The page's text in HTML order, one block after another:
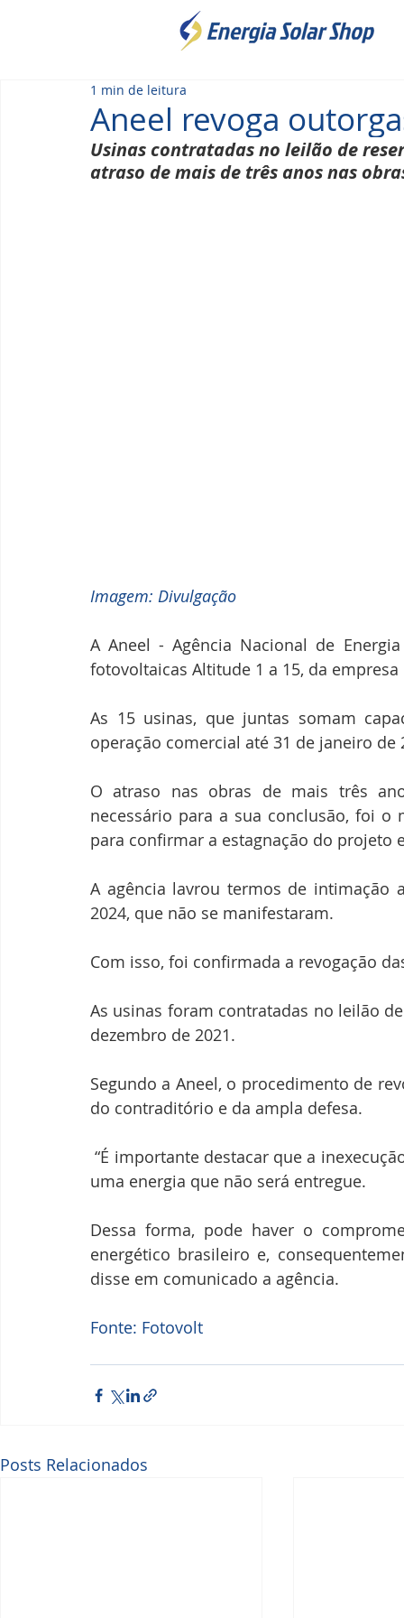
Aneel revoga
1 min de leitura
Usinas contratadas no leilão de
atraso de mais de três anos nas
Imagem: Divulgação
A Aneel - Agência Nacional de
fotovoltaicas Altitude 1 a 15, da empresa
As 15 usinas, que juntas somam
operação comercial até 31 de janeiro de
O atraso nas obras de mais três
necessário para a sua conclusão, foi o
para confirmar a estagnação do projeto
A agência lavrou termos de intimação
2024, que não se manifestaram.
Com isso, foi confirmada a revogação
As usinas foram contratadas no leilão
dezembro de 2021.
Segundo a Aneel, o procedimento de
do contraditório e da ampla defesa.
“É importante destacar que a inexecução das usinas expôs o mercado à expectativa de
uma energia que não será entregue.
Dessa forma, pode haver o
energético brasileiro e,
disse em comunicado a agência.
Fonte: Fotovolt
Posts Relacionados